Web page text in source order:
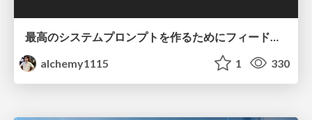
alchemy1115
1 330